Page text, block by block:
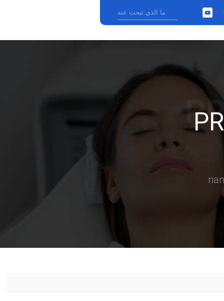
YouTube
nan